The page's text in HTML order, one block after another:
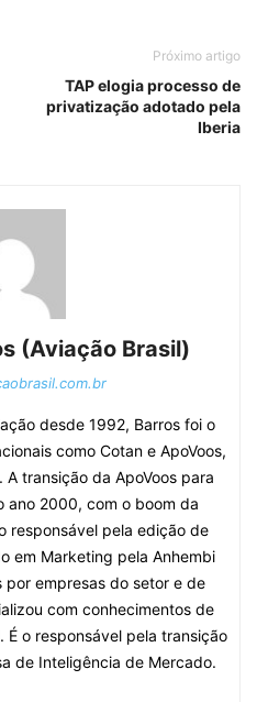
Próximo artigo
TAP elogia processo de
privatização adotado pela
Iberia
(Aviação Brasil)
desde 1992, Barros foi o
como Cotan e ApoVoos,
transição da ApoVoos para
ano 2000, com o boom da
responsável pela edição de
em Marketing pela Anhembi
por empresas do setor e de
com conhecimentos de
o responsável pela transição
de Inteligência de Mercado.